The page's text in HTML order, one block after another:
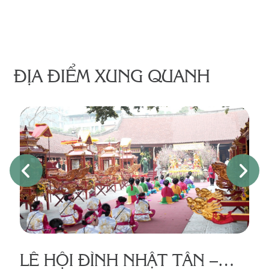
ĐỊA ĐIỂM XUNG QUANH
LỄ HỘI ĐÌNH NHẬT TÂN –